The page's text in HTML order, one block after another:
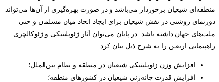
منطقه‌ای شیعیان برخوردار می‌باشد و در صورت بهره‌گیری از آن‌ها می‌تواند
دورنمای روشنی در نقش شیعیان برای ایجاد اتحاد میان مسلمان و حتی
ملت‌های جهان داشته باشد. در پایان می‌توان آثار ژئوپلیتیکی و ژئوکالچری
راهپیمایی اربعین را به شرح ذیل بیان کرد:
افزایش وزن زئوپلیتیکی شیعیان در منطقه و نظام بین‌الملل؛
افزایش قدرت چانه‌زنی شیعیان در کشورهای منطقه؛